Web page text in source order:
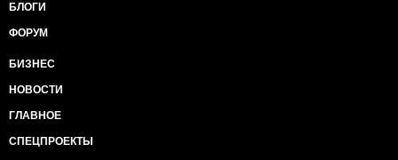
БЛОГИ
ФОРУМ
БИЗНЕС
НОВОСТИ
ГЛАВНОЕ
СПЕЦПРОЕКТЫ